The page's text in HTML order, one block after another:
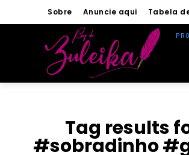
Sobre Anuncie aqui Tabela
Tag results
#sobradinho